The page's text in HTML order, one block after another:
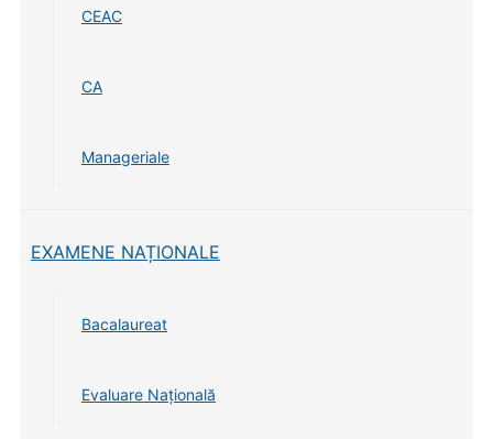
CEAC
CA
Manageriale
EXAMENE NAȚIONALE
Bacalaureat
Evaluare Națională